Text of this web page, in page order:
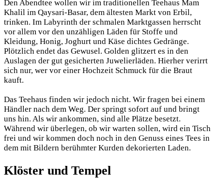
Den Abendtee wollen wir im traditionellen Teehaus Mam
Khalil im Qaysari-Basar, dem ältesten Markt von Erbil,
trinken. Im Labyrinth der schmalen Marktgassen herrscht
vor allem vor den unzähligen Läden für Stoffe und
Kleidung, Honig, Joghurt und Käse dichtes Gedränge.
Plötzlich endet das Gewusel. Golden glitzert es in den
Auslagen der gut gesicherten Juwelierläden. Hierher verirrt
sich nur, wer vor einer Hochzeit Schmuck für die Braut
kauft.
Das Teehaus finden wir jedoch nicht. Wir fragen bei einem
Händler nach dem Weg. Der springt sofort auf und bringt
uns hin. Als wir ankommen, sind alle Plätze besetzt.
Während wir überlegen, ob wir warten sollen, wird ein Tisch
frei und wir kommen doch noch in den Genuss eines Tees in
dem mit Bildern berühmter Kurden dekorierten Laden.
Klöster und Tempel